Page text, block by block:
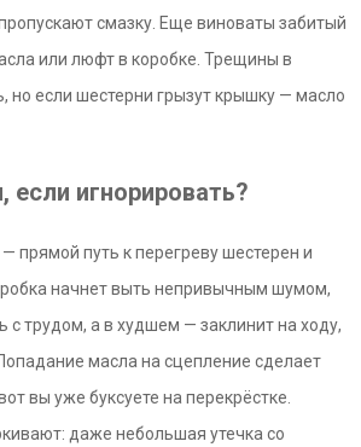
смазку. Еще виноваты забитый
или люфт в коробке. Трещины в
но если шестерни грызут крышку — масло
если игнорировать?
прямой путь к перегреву шестерен и
начнет выть непривычным шумом,
с трудом, а в худшем — заклинит на ходу,
масла на сцепление сделает
вы уже буксуете на перекрёстке.
даже небольшая утечка со